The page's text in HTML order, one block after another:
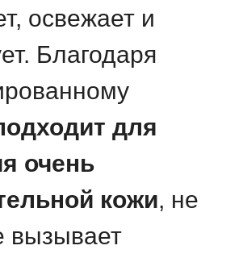
освежает и
Благодаря
для
очень
кожи, не
вызывает